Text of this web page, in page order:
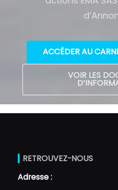
ACCÉDER AU
VOIR LES
RETROUVEZ-NOUS
Adresse :